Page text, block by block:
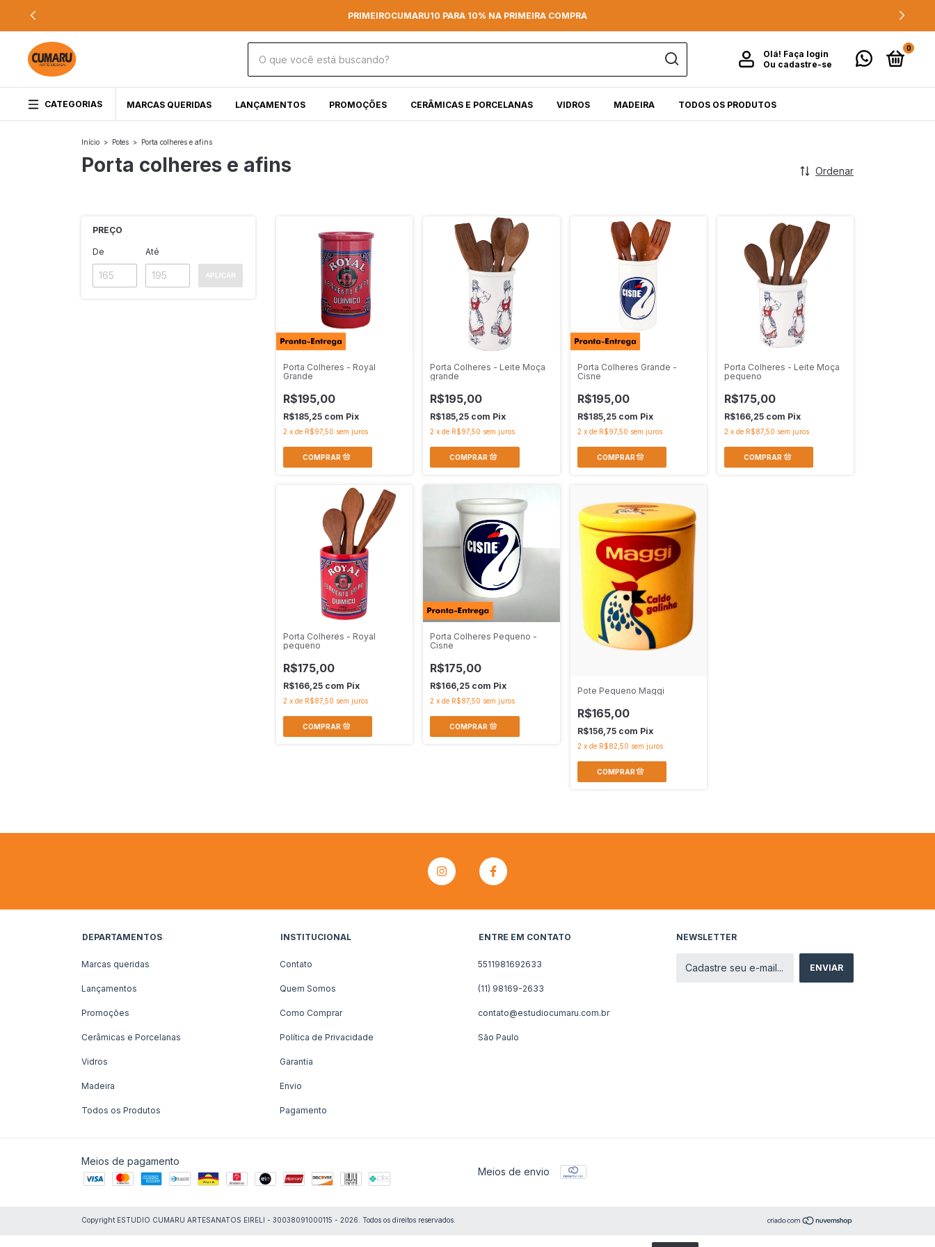
PRIMEIROCUMARU10 PARA 10% NA PRIMEIRA COMPRA
Olá! Faça login
Ou cadastre-se
0
CATEGORIAS MARCAS QUERIDAS LANÇAMENTOS PROMOÇÕES CERÂMICAS E PORCELANAS VIDROS MADEIRA TODOS OS PRODUTOS
Início > Potes > Porta colheres e afins
Porta colheres e afins Ordenar
PREÇO
De Até
APLICAR
Porta Colheres - Royal
Grande
R$195,00
R$185,25 com Pix
2 x de R$97,50 sem juros
Porta Colheres - Leite Moça
grande
R$195,00
R$185,25 com Pix
2 xde R$97,50 sem juros
Porta Colheres Grande -
Cisne
R$195,00
R$185,25 com Pix
2 x de R$97,50 sem juros
Porta Colheres - Leite Moça
pequeno
R$175,00
R$166,25 com Pix
2 x de R$87,50 sem juros
Porta Colheres - Royal
pequeno
R$175,00
R$166,25 com Pix
2 x de R$87,50 sem juros
Porta Colheres Pequeno -
Cisne
R$175,00
R$166,25 com Pix
2 xde R$87,50 sem juros
Pote Pequeno Maggi
R$165,00
R$156,75 com Pix
2 x de R$82,50 sem juros
DEPARTAMENTOS
Marcas queridas
Lançamentos
Promoções
Cerâmicas e Porcelanas
Vidros
Madeira
Todos os Produtos
INSTITUCIONAL
Contato
Quem Somos
Como Comprar
Política de Privacidade
Garantia
Envio
Pagamento
ENTRE EM CONTATO
5511981692633
(11) 98169-2633
contato@estudiocumaru.com.br
São Paulo
NEWSLETTER
Meios de pagamento
Meios de envio
Copyright ESTUDIO CUMARU ARTESANATOS EIRELI - 30038091000115 - 2026. Todos os direitos reservados.